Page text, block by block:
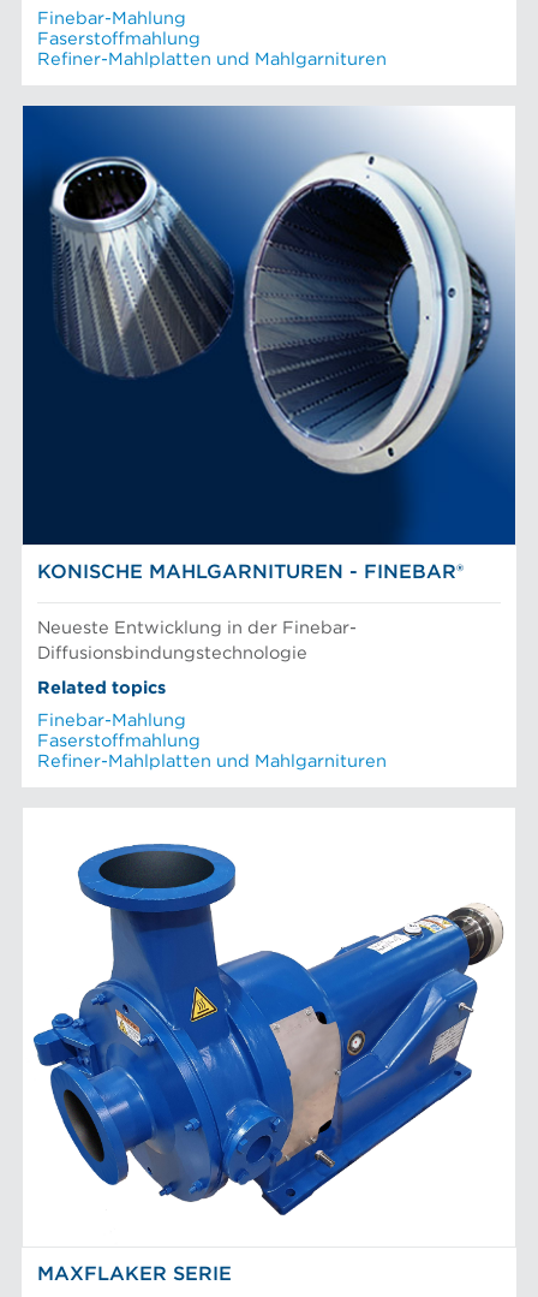
Finebar-Mahlung
Faserstoffmahlung
Refiner-Mahlplatten und Mahlgarnituren
KONISCHE MAHLGARNITUREN - FINEBAR®
Neueste Entwicklung in der Finebar-
Diffusionsbindungstechnologie
Related topics
Finebar-Mahlung
Faserstoffmahlung
Refiner-Mahlplatten und Mahlgarnituren
MAXFLAKER SERIE